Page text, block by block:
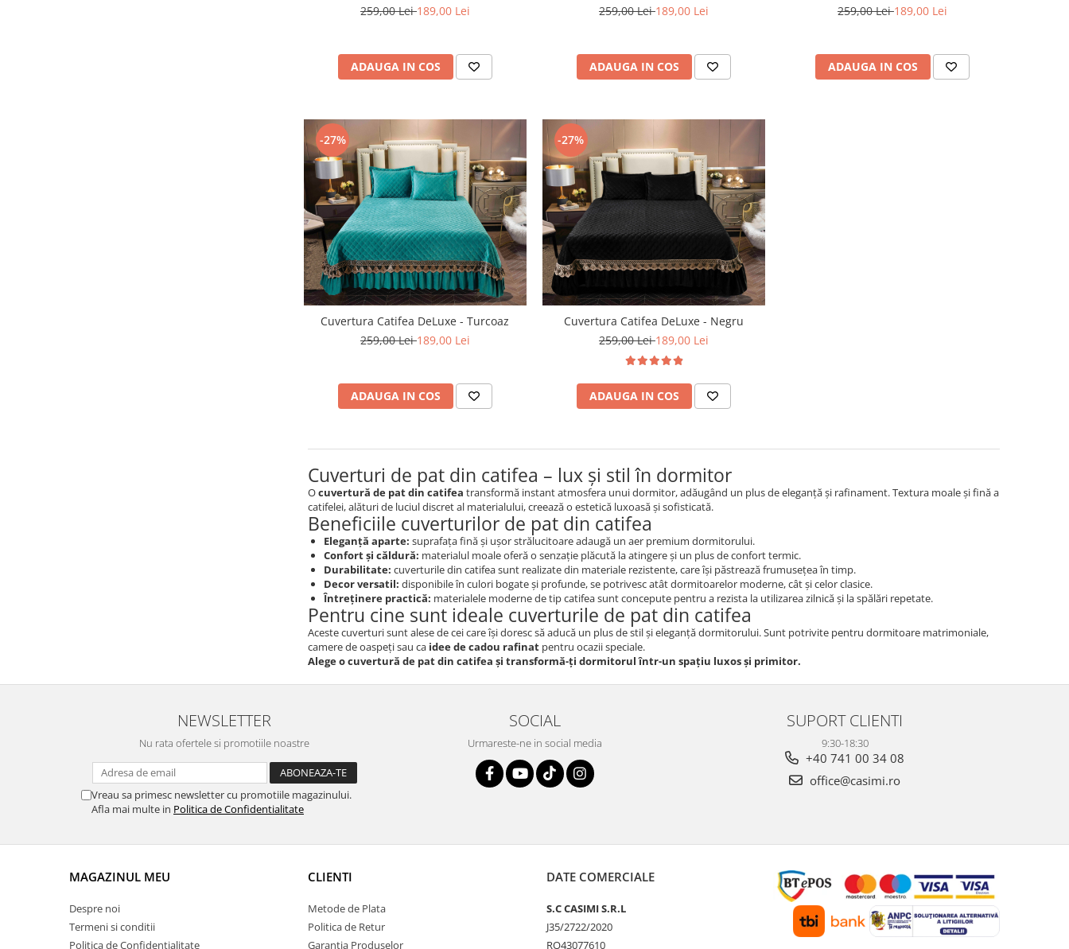
259,00 Lei189,00 Lei
ADAUGA IN COS
259,00 Lei189,00 Lei
ADAUGA IN COS
259,00 Lei189,00 Lei
ADAUGA IN COS
-27%
Cuvertura Catifea DeLuxe - Turcoaz
259,00 Lei189,00 Lei
ADAUGA IN COS
-27%
Cuvertura Catifea DeLuxe - Negru
259,00 Lei189,00 Lei
ADAUGA IN COS
Cuverturi de pat din catifea – lux și stil în dormitor
Ocuvertură de pat din catifea transformă instant atmosfera unui dormitor, adăugând un plus de eleganță și rafinament. Textura moale și fină a
catifelei, alături de luciul discret al materialului, creează o estetică luxoasă și sofisticată.
Beneficiile cuverturilor de pat din catifea
Eleganță aparte: suprafața fină și ușor strălucitoare adaugă un aer premium dormitorului.
Confort și căldură: materialul moale oferă o senzație plăcută la atingere și un plus de confort termic.
Durabilitate: cuverturile din catifea sunt realizate din materiale rezistente, care își păstrează frumusețea în timp.
Decor versatil: disponibile în culori bogate și profunde, se potrivesc atât dormitoarelor moderne, cât și celor clasice.
Întreținere practică: materialele moderne de tip catifea sunt concepute pentru a rezista la utilizarea zilnică și la spălări repetate.
Pentru cine sunt ideale cuverturile de pat din catifea
Aceste cuverturi sunt alese de cei care își doresc să aducă un plus de stil și eleganță dormitorului. Sunt potrivite pentru dormitoare matrimoniale,
camere de oaspeți sau ca idee de cadou rafinat pentru ocazii speciale.
Alege o cuvertură de pat din catifea și transformă-ți dormitorul într-un spațiu luxos și primitor.
NEWSLETTER
Nu rata ofertele si promotiile noastre
Vreau sa primesc newsletter cu promotiile magazinului.
Afla mai multe in Politica de Confidentialitate
SOCIAL
Urmareste-ne in social media
SUPORT CLIENTI
9:30-18:30
+40 741 00 34 08
office@casimi.ro
MAGAZINUL MEU
Despre noi
Termeni si conditii
Politica de Confidentialitate
CLIENTI
Metode de Plata
Politica de Retur
Garantia Produselor
DATE COMERCIALE
S.C CASIMI S.R.L
J35/2722/2020
RO43077610